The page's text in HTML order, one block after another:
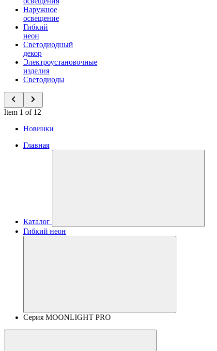
Наружное
освещение
Гибкий
неон
Светодиодный
декор
Электроустановочные
изделия
Светодиоды
Item 1 of 12
Новинки
Главная
Каталог
Гибкий неон
Серия MOONLIGHT PRO